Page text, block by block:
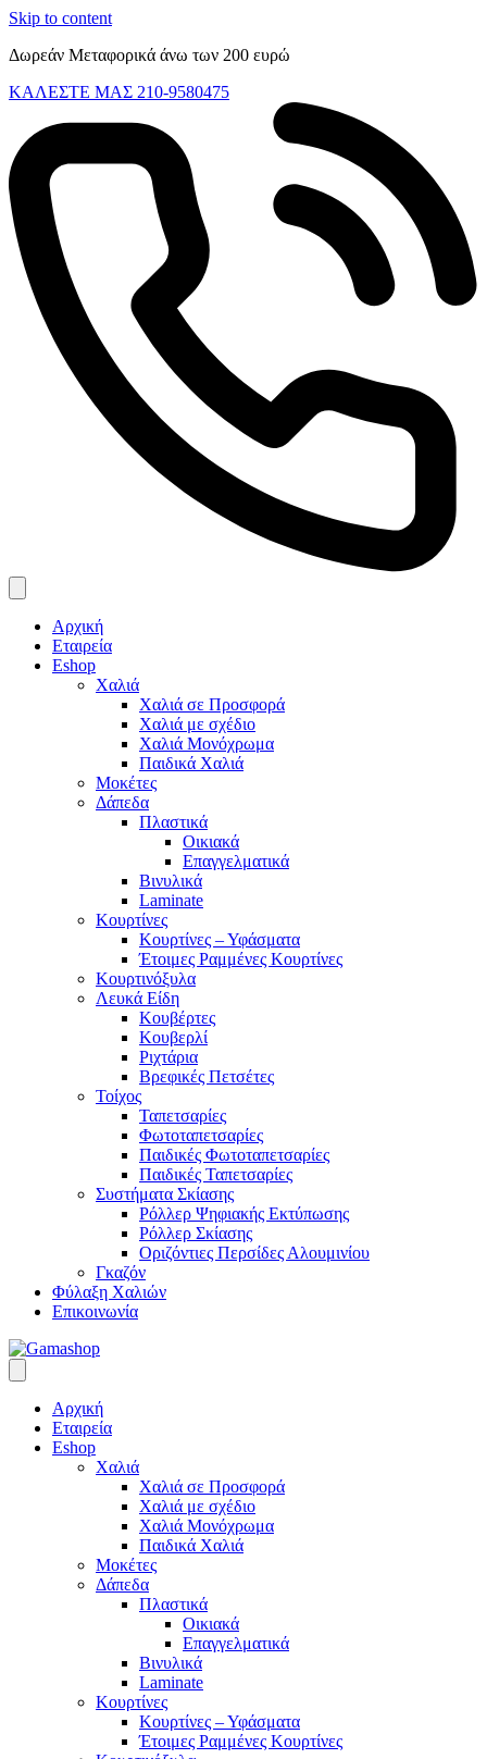
Skip to content
Δωρεάν Μεταφορικά άνω των 200 ευρώ
ΚΑΛΕΣΤΕ ΜΑΣ 210-9580475
Αρχική
Εταιρεία
Eshop
Χαλιά
Χαλιά σε Προσφορά
Χαλιά με σχέδιο
Χαλιά Μονόχρωμα
Παιδικά Χαλιά
Μοκέτες
Δάπεδα
Πλαστικά
Οικιακά
Επαγγελματικά
Βινυλικά
Laminate
Κουρτίνες
Κουρτίνες – Υφάσματα
Έτοιμες Ραμμένες Κουρτίνες
Κουρτινόξυλα
Λευκά Είδη
Κουβέρτες
Κουβερλί
Ριχτάρια
Βρεφικές Πετσέτες
Τοίχος
Ταπετσαρίες
Φωτοταπετσαρίες
Παιδικές Φωτοταπετσαρίες
Παιδικές Ταπετσαρίες
Συστήματα Σκίασης
Ρόλλερ Ψηφιακής Εκτύπωσης
Ρόλλερ Σκίασης
Οριζόντιες Περσίδες Αλουμινίου
Γκαζόν
Φύλαξη Χαλιών
Επικοινωνία
Αρχική
Εταιρεία
Eshop
Χαλιά
Χαλιά σε Προσφορά
Χαλιά με σχέδιο
Χαλιά Μονόχρωμα
Παιδικά Χαλιά
Μοκέτες
Δάπεδα
Πλαστικά
Οικιακά
Επαγγελματικά
Βινυλικά
Laminate
Κουρτίνες
Κουρτίνες – Υφάσματα
Έτοιμες Ραμμένες Κουρτίνες